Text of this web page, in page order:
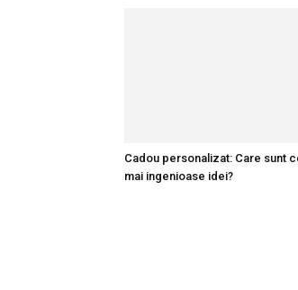
Cadou personalizat: Care sunt
mai ingenioase idei?